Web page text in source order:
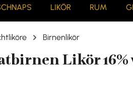
LIKÖR RUM
Birnenlikör
Likör 16%